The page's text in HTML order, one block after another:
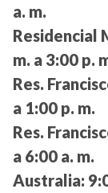
a. m.
Residencial
m. a 3:00 p.
Res.
a 1:00 p. m.
Res.
a 6:00 a. m.
Australia: